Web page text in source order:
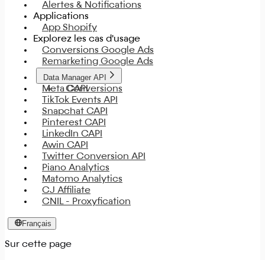
Alertes & Notifications
Applications
App Shopify
Explorez les cas d'usage
Conversions Google Ads
Remarketing Google Ads
Data Manager API
Conversions
Meta CAPI
TikTok Events API
Snapchat CAPI
Pinterest CAPI
LinkedIn CAPI
Awin CAPI
Twitter Conversion API
Piano Analytics
Matomo Analytics
CJ Affiliate
CNIL - Proxyfication
Français
Sur cette page